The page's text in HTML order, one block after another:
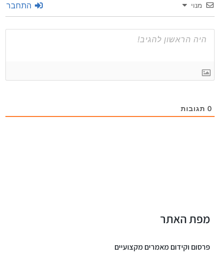
מנוי התחבר
0תגובות
מפת האתר
פרסום וקידום מאמרים מקצועיים